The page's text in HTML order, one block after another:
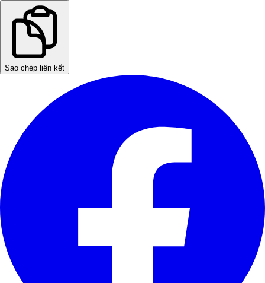
Sao chép liên kết